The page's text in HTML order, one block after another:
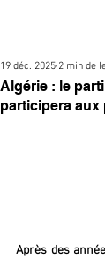
Algérie : le
participera
19 déc. 2025 2 min de
Après des